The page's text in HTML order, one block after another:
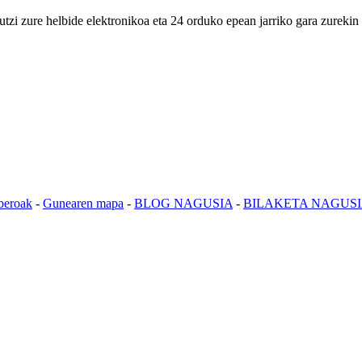
zure helbide elektronikoa eta 24 orduko epean jarriko gara zurekin
- Gunearen mapa - BLOG NAGUSIA - BILAKETA